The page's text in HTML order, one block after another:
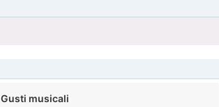
Gusti musicali